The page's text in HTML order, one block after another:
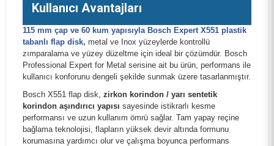
Kullanıcı Avantajları
115 mm çap ve 60 kum yapısıyla Bosch Expert X551 plastik
tabanlı flap disk, metal ve Inox yüzeylerde kontrollü
zımparalama ve yüzey düzeltme için ideal bir çözümdür. Bosch
Professional Expert for Metal serisine ait bu ürün, performans ile
kullanıcı konforunu dengeli şekilde sunmak üzere tasarlanmıştır.
Bosch X551 flap disk, zirkon korindon / yarı sentetik
korindon aşındırıcı yapısı sayesinde istikrarlı kesme
performansı ve uzun kullanım ömrü sağlar. Tam yapay reçine
bağlama teknolojisi, flapların yüksek devir altında formunu
korumasına yardımcı olur ve çalışma boyunca performans